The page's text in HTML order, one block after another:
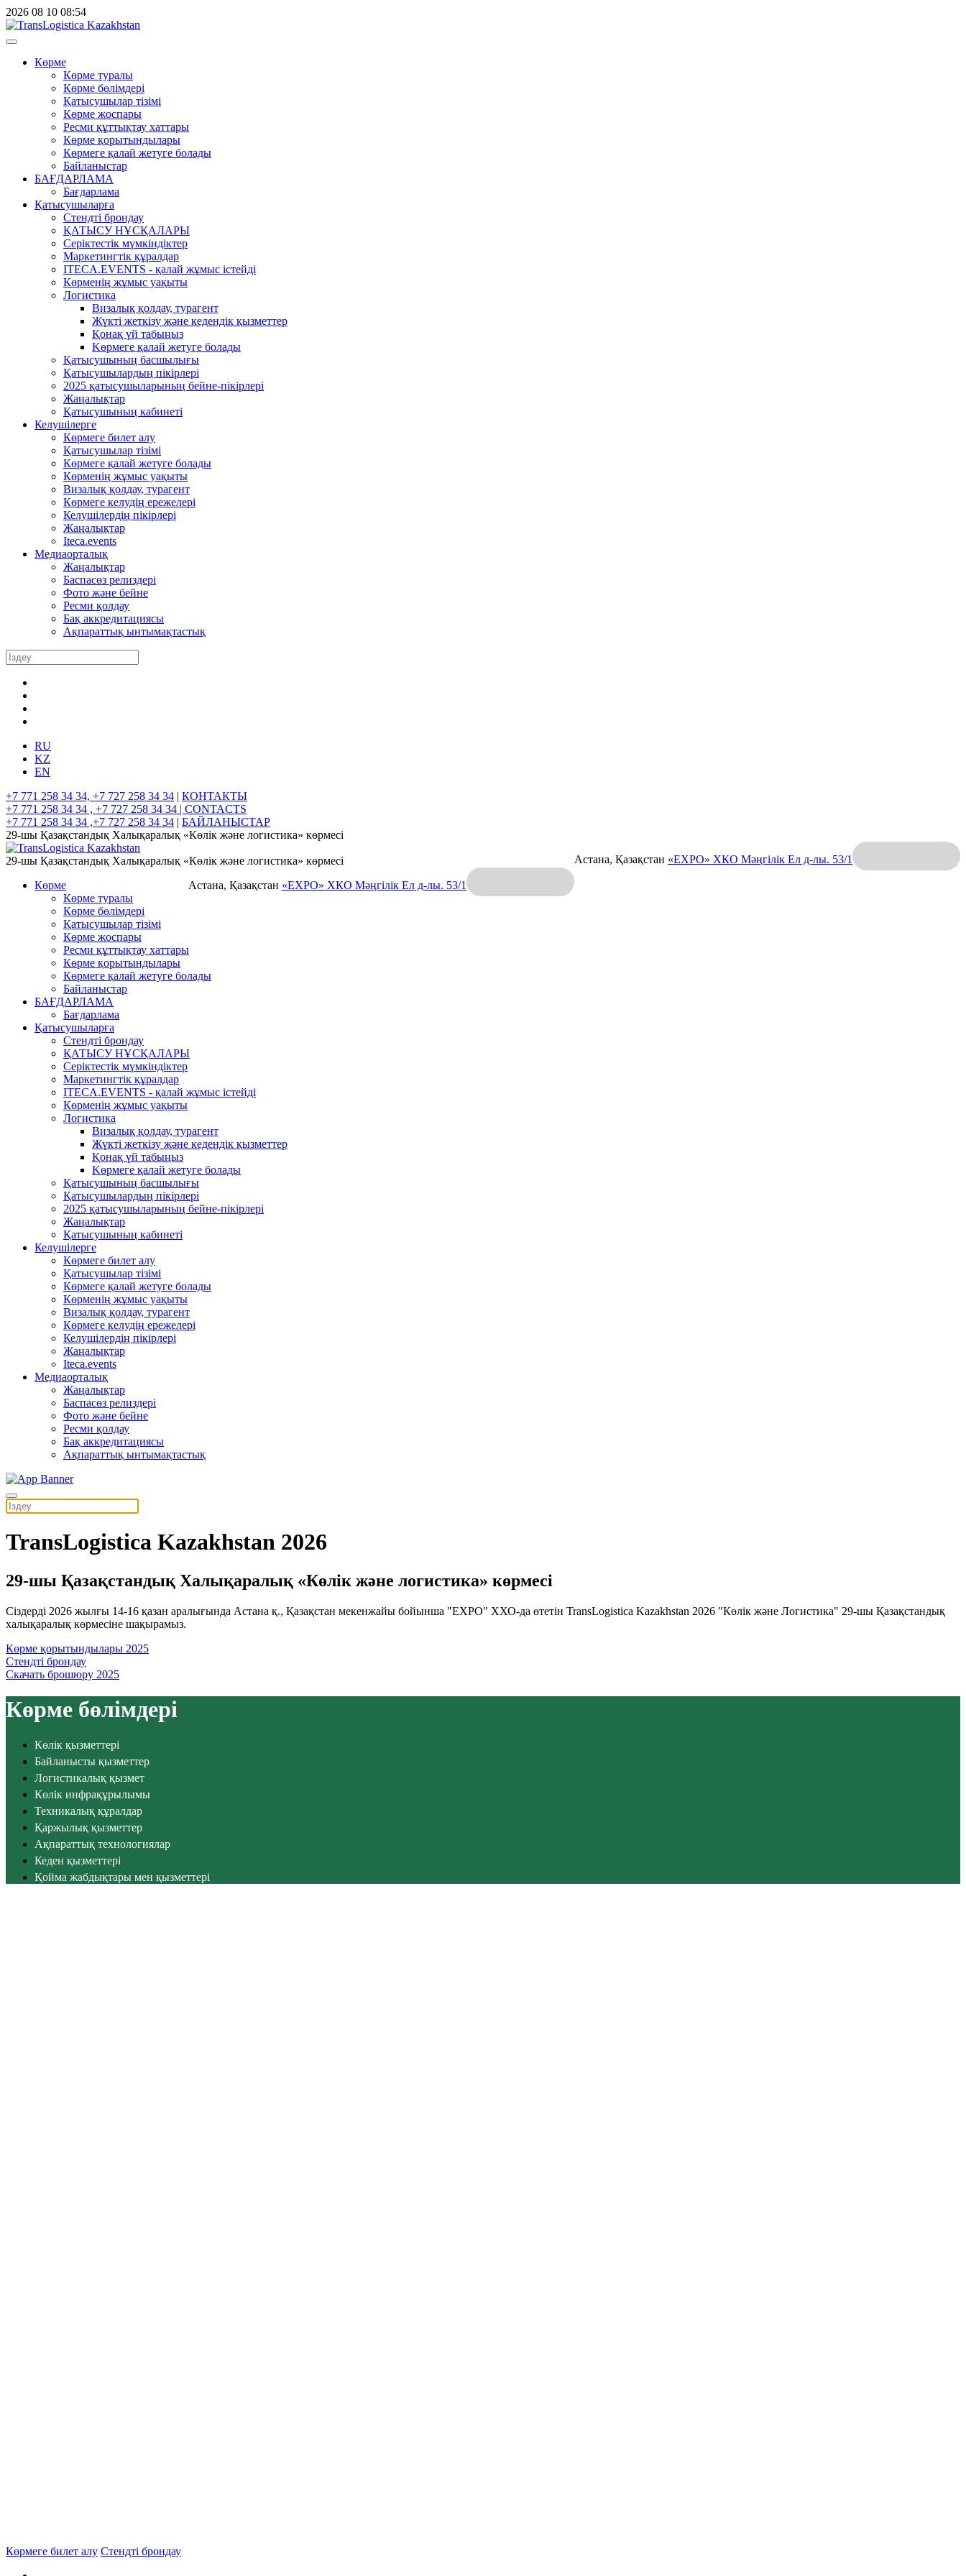
2026 08 10 08:54
Көрме
Көрме туралы
Көрме бөлімдері
Қатысушылар тізімі
Көрме жоспары
Ресми құттықтау хаттары
Көрме қорытындылары
Көрмеге қалай жетуге болады
Байланыстар
БАҒДАРЛАМА
Бағдарлама
Қатысушыларға
Стендті брондау
ҚАТЫСУ НҰСҚАЛАРЫ
Серіктестік мүмкіндіктер
Маркетингтік құралдар
ITECA.EVENTS - қалай жұмыс істейді
Көрменің жұмыс уақыты
Логистика
Визалық қолдау, турагент
Жүкті жеткізу және кедендік қызметтер
Қонақ үй табыңыз
Kөрмеге қалай жетуге болады
Қатысушының басшылығы
Қатысушылардың пікірлері
2025 қатысушыларының бейне-пікірлері
Жаңалықтар
Қатысушының кабинеті
Келушілерге
Көрмеге билет алу
Қатысушылар тізімі
Көрмеге қалай жетуге болады
Көрменің жұмыс уақыты
Визалық қолдау, турагент
Көрмеге келудің ережелері
Келушілердің пікірлері
Жаңалықтар
Iteca.events
Медиаорталық
Жаңалықтар
Баспасөз релиздері
Фото және бейне
Ресми қолдау
Бақ аккредитациясы
Ақпараттық ынтымақтастық
RU
KZ
EN
+7 771 258 34 34, +7 727 258 34 34 | КОНТАКТЫ
+7 771 258 34 34 , +7 727 258 34 34 | CONTACTS
+7 771 258 34 34 ,+7 727 258 34 34 | БАЙЛАНЫСТАР
29-шы Қазақстандық Халықаралық «Көлік және логистика» көрмесі
Астана, Қазақстан «EXPO» ХКО Мәңгілік Ел д-лы. 53/1
29-шы Қазақстандық Халықаралық «Көлік және логистика» көрмесі
Астана, Қазақстан «EXPO» ХКО Мәңгілік Ел д-лы. 53/1
Көрме
Көрме туралы
Көрме бөлімдері
Қатысушылар тізімі
Көрме жоспары
Ресми құттықтау хаттары
Көрме қорытындылары
Көрмеге қалай жетуге болады
Байланыстар
БАҒДАРЛАМА
Бағдарлама
Қатысушыларға
Стендті брондау
ҚАТЫСУ НҰСҚАЛАРЫ
Серіктестік мүмкіндіктер
Маркетингтік құралдар
ITECA.EVENTS - қалай жұмыс істейді
Көрменің жұмыс уақыты
Логистика
Визалық қолдау, турагент
Жүкті жеткізу және кедендік қызметтер
Қонақ үй табыңыз
Kөрмеге қалай жетуге болады
Қатысушының басшылығы
Қатысушылардың пікірлері
2025 қатысушыларының бейне-пікірлері
Жаңалықтар
Қатысушының кабинеті
Келушілерге
Көрмеге билет алу
Қатысушылар тізімі
Көрмеге қалай жетуге болады
Көрменің жұмыс уақыты
Визалық қолдау, турагент
Көрмеге келудің ережелері
Келушілердің пікірлері
Жаңалықтар
Iteca.events
Медиаорталық
Жаңалықтар
Баспасөз релиздері
Фото және бейне
Ресми қолдау
Бақ аккредитациясы
Ақпараттық ынтымақтастық
TransLogistica Kazakhstan 2026
29-шы Қазақстандық Халықаралық «Көлік және логистика» көрмесі
Сіздерді 2026 жылғы 14-16 қазан аралығында Астана қ., Қазақстан мекенжайы бойынша "EXPO" ХХО-да өтетін TransLogistica Kazakhstan 2026 "Көлік және Логистика" 29-шы Қазақстандық
халықаралық көрмесіне шақырамыз.
Көрме қорытындылары 2025
Стендті брондау
Скачать брошюру 2025
Көрме бөлімдері
Көлік қызметтері
Байланысты қызметтер
Логистикалық қызмет
Көлік инфрақұрылымы
Техникалық құралдар
Қаржылық қызметтер
Ақпараттық технологиялар
Кеден қызметтері
Қойма жабдықтары мен қызметтері
Көрмеге билет алу Стендті брондау